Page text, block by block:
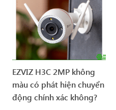
EZVIZ H3C 2MP không
màu có phát hiện chuyển
động chính xác không?